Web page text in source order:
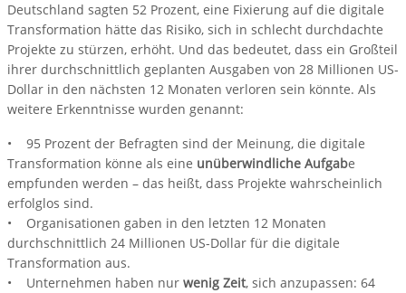
Deutschland sagten 52 Prozent, eine Fixierung auf die digitale
Transformation hätte das Risiko, sich in schlecht durchdachte
Projekte zu stürzen, erhöht. Und das bedeutet, dass ein Großteil
ihrer durchschnittlich geplanten Ausgaben von 28 Millionen US-
Dollar in den nächsten 12 Monaten verloren sein könnte. Als
weitere Erkenntnisse wurden genannt:
• 95 Prozent der Befragten sind der Meinung, die digitale
Transformation könne als eine unüberwindliche Aufgabe
empfunden werden – das heißt, dass Projekte wahrscheinlich
erfolglos sind.
• Organisationen gaben in den letzten 12 Monaten
durchschnittlich 24 Millionen US-Dollar für die digitale
Transformation aus.
• Unternehmen haben nur wenig Zeit, sich anzupassen: 64